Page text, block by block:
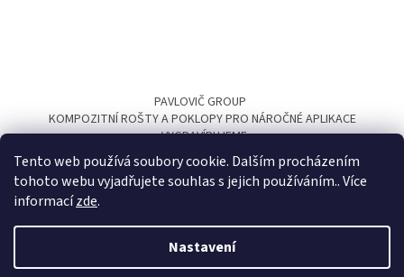
Tento web používá soubory cookie. Dalším procházením
tohoto webu vyjadřujete souhlas s jejich používáním.. Více
informacízde.
Nastavení
a
PAVLOVIČ GROUP
KOMPOZITNÍ ROŠTY A POKLOPY PRO NÁROČNÉ APLIKACE
VYGRAVÍRUJEME
Vytvořil Shoptet